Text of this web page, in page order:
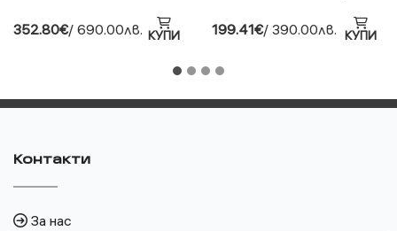
352.80€/ 690.00лв. КУПИ 199.41€/ 390.00лв. КУПИ
Контакти
За нас